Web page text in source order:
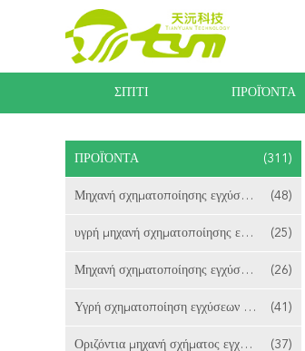
ΣΠΊΤΙ ΠΡΟΪΌΝΤΑ
ΠΡΟΪΌΝΤΑ (311)
Μηχανή σχηματοποίησης εγχύσεων LSR (48)
υγρή μηχανή σχηματοποίησης εγχύσεων (25)
Μηχανή σχηματοποίησης εγχύσεων σιλικόνης (26)
Υγρή σχηματοποίηση εγχύσεων σιλικόνης λαστιχένια (41)
Οριζόντια μηχανή σχήματος εγχύσεων LSR (37)